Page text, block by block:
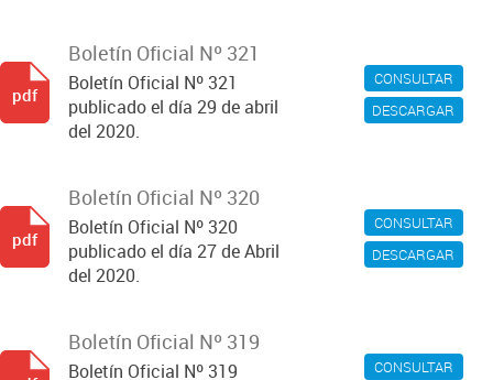
CONSULTAR
DESCARGAR
Boletín Oficial Nº 321
Boletín Oficial Nº 321
publicado el día 29 de abril
del 2020.
pdf
CONSULTAR
DESCARGAR
Boletín Oficial Nº 320
Boletín Oficial Nº 320
publicado el día 27 de Abril
del 2020.
pdf
CONSULTAR
Boletín Oficial Nº 319
Boletín Oficial Nº 319